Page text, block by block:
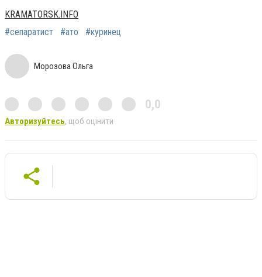
KRAMATORSK.INFO
#сепаратист
#ато #куринец
Морозова Ольга
0,0
Авторизуйтесь, щоб оцінити